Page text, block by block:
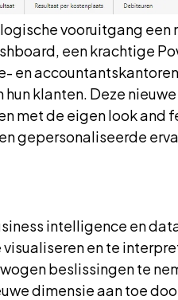
vooruitgang een
een krachtige
en
klanten. Deze
met de eigen look and
gepersonaliseerde
intelligence en
en te
beslissingen te
dimensie aan toe